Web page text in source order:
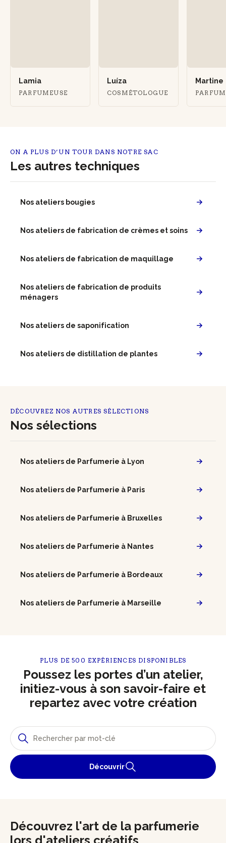
Lamia
PARFUMEUSE
Luíza
COSMÉTOLOGUE
Martine
ON A PLUS D’UN TOUR DANS NOTRE SAC
Les autres techniques
Nos ateliers bougies
Nos ateliers de fabrication de crèmes et soins
Nos ateliers de fabrication de maquillage
Nos ateliers de fabrication de produits
ménagers
Nos ateliers de saponification
Nos ateliers de distillation de plantes
DÉCOUVREZ NOS AUTRES SÉLECTIONS
Nos sélections
Nos ateliers de Parfumerie à Lyon
Nos ateliers de Parfumerie à Paris
Nos ateliers de Parfumerie à Bruxelles
Nos ateliers de Parfumerie à Nantes
Nos ateliers de Parfumerie à Bordeaux
Nos ateliers de Parfumerie à Marseille
PLUS DE 500 EXPÉRIENCES DISPONIBLES
Poussez les portes d’un atelier,
initiez-vous à son savoir-faire et
repartez avec votre création
Découvrir
Découvrez l'art de la parfumerie
lors d'ateliers créatifs